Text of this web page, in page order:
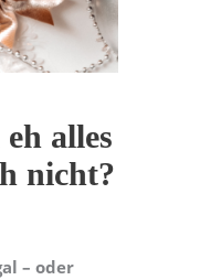
alles
nicht?
– oder